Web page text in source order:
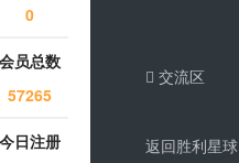
交流区
返回胜利星球
0
会员总数
57265
今日注册